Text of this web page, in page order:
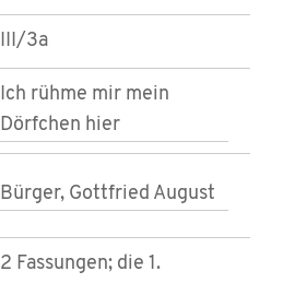
III/3a
Ich rühme mir mein
Dörfchen hier
Bürger, Gottfried August
2 Fassungen; die 1.